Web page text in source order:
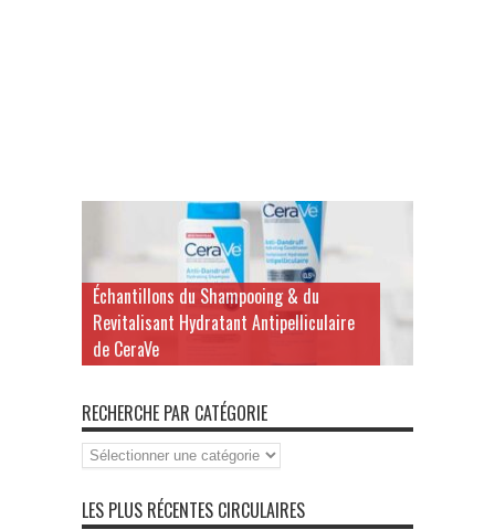
Échantillons du Shampooing & du
Revitalisant Hydratant Antipelliculaire
de CeraVe
RECHERCHE PAR CATÉGORIE
Recherche
par
LES PLUS RÉCENTES CIRCULAIRES